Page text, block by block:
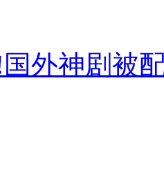
外神剧被